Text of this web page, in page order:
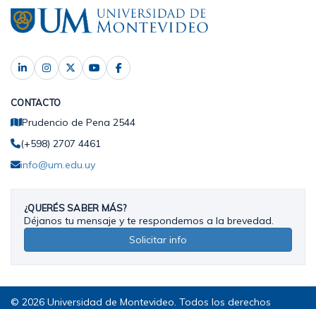
CONTACTO
Prudencio de Pena 2544
(+598) 2707 4461
info@um.edu.uy
¿QUERÉS SABER MÁS?
Déjanos tu mensaje y te respondemos a la brevedad.
Solicitar info
© 2026 Universidad de Montevideo. Todos los derechos